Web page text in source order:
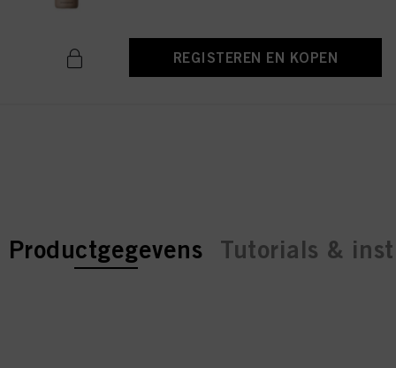
REGISTEREN EN KOPEN
current tab:
current tab:
Productgegevens Tutorials &